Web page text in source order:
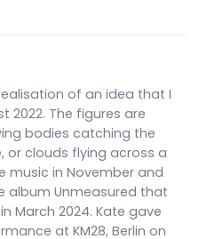
of an idea that I
2022. The figures are
bodies catching the
or clouds flying across a
music in November and
album Unmeasured that
March 2024. Kate gave
at KM28, Berlin on